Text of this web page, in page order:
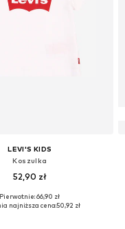
LEVI'S KIDS
Koszulka
52,90 zł
w różnych rozmiarach
Pierwotnie: 66,90 zł
najniższa cena:50,92 zł